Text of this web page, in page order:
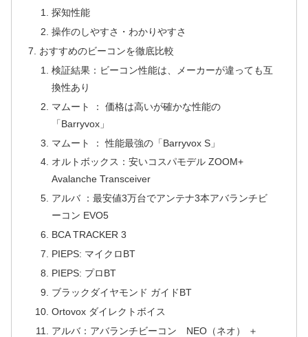
探知性能
操作のしやすさ・わかりやすさ
おすすめのビーコンを徹底比較
検証結果：ビーコン性能は、メーカーが違っても互
換性あり
マムート ： 価格は高いが確かな性能の
「Barryvox」
マムート ： 性能最強の「Barryvox S」
オルトボックス：安いコスパモデル ZOOM+
Avalanche Transceiver
アルバ ：最安値3万台でアンテナ3本アバランチビ
ーコン EVO5
BCA TRACKER 3
PIEPS: マイクロBT
PIEPS: プロBT
ブラックダイヤモンド ガイドBT
Ortovox ダイレクトボイス
アルバ：アバランチビーコン NEO（ネオ） ＋